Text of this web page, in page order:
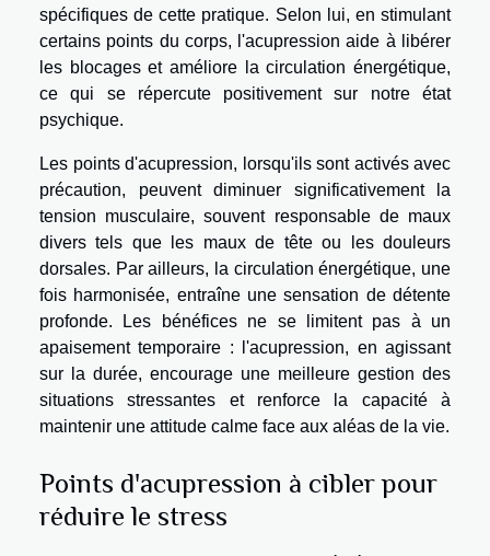
spécifiques de cette pratique. Selon lui, en stimulant
certains points du corps, l'acupression aide à libérer
les blocages et améliore la circulation énergétique,
ce qui se répercute positivement sur notre état
psychique.
Les points d'acupression, lorsqu'ils sont activés avec
précaution, peuvent diminuer significativement la
tension musculaire, souvent responsable de maux
divers tels que les maux de tête ou les douleurs
dorsales. Par ailleurs, la circulation énergétique, une
fois harmonisée, entraîne une sensation de détente
profonde. Les bénéfices ne se limitent pas à un
apaisement temporaire : l'acupression, en agissant
sur la durée, encourage une meilleure gestion des
situations stressantes et renforce la capacité à
maintenir une attitude calme face aux aléas de la vie.
Points d'acupression à cibler pour
réduire le stress